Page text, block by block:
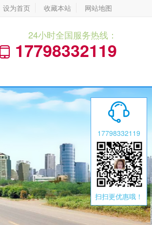
设为首页 收藏本站 网站地图
24小时全国服务热线：
 17798332119

17798332119
扫扫更优惠哦！